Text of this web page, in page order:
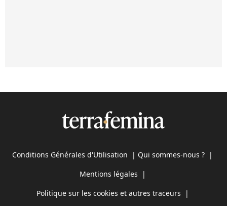
Conditions Générales d'Utilisation | Qui sommes-nous ? |
Mentions légales |
Politique sur les cookies et autres traceurs |